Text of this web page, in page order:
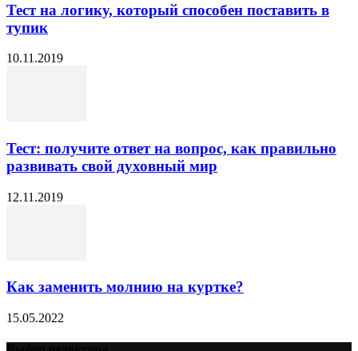
Тест на логику, который способен поставить в
тупик
10.11.2019
Тест: получите ответ на вопрос, как правильно
развивать свой духовный мир
12.11.2019
Как заменить молнию на куртке?
15.05.2022